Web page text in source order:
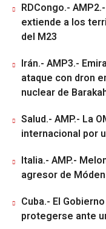
RDCongo.-
extiende a los
del M23
Irán.- AMP3.-
ataque con dron
nuclear de
Salud.- AMP.- La
internacional por
Italia.- AMP.-
agresor de
Cuba.- El
protegerse ante